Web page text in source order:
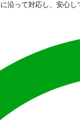
沿って対応し、安心